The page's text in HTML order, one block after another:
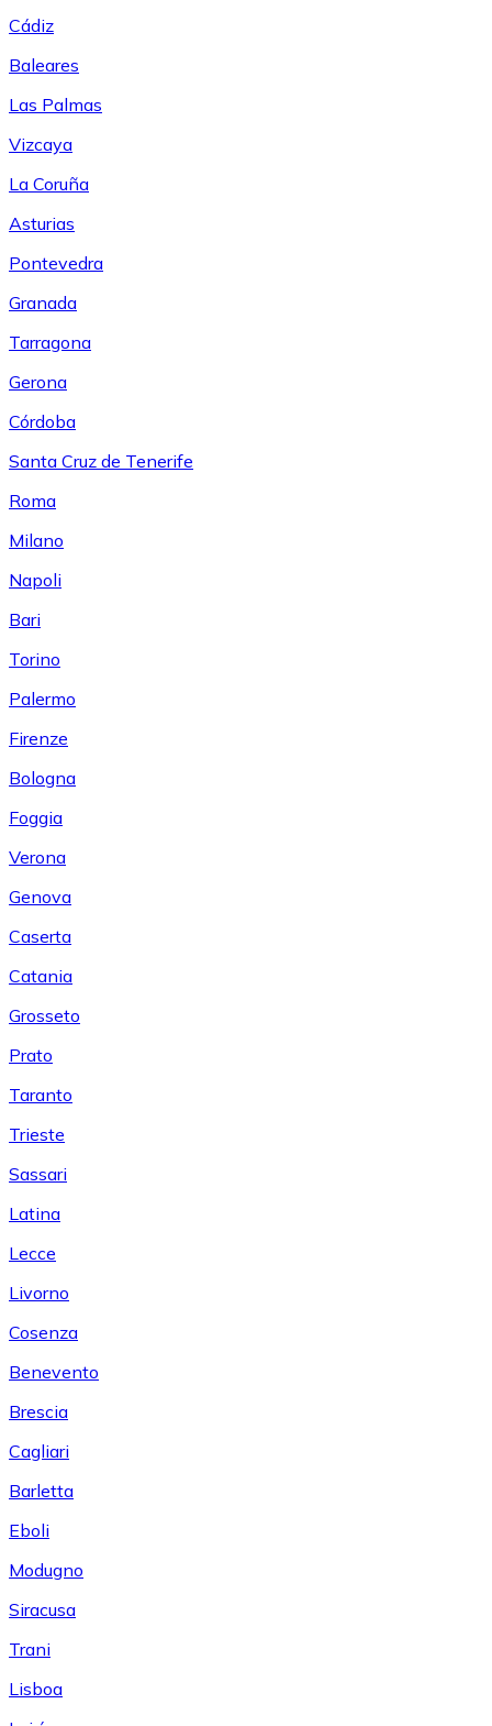
Cádiz
Baleares
Las Palmas
Vizcaya
La Coruña
Asturias
Pontevedra
Granada
Tarragona
Gerona
Córdoba
Santa Cruz de Tenerife
Roma
Milano
Napoli
Bari
Torino
Palermo
Firenze
Bologna
Foggia
Verona
Genova
Caserta
Catania
Grosseto
Prato
Taranto
Trieste
Sassari
Latina
Lecce
Livorno
Cosenza
Benevento
Brescia
Cagliari
Barletta
Eboli
Modugno
Siracusa
Trani
Lisboa